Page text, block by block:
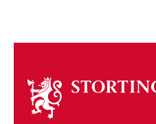
Om
stortinget